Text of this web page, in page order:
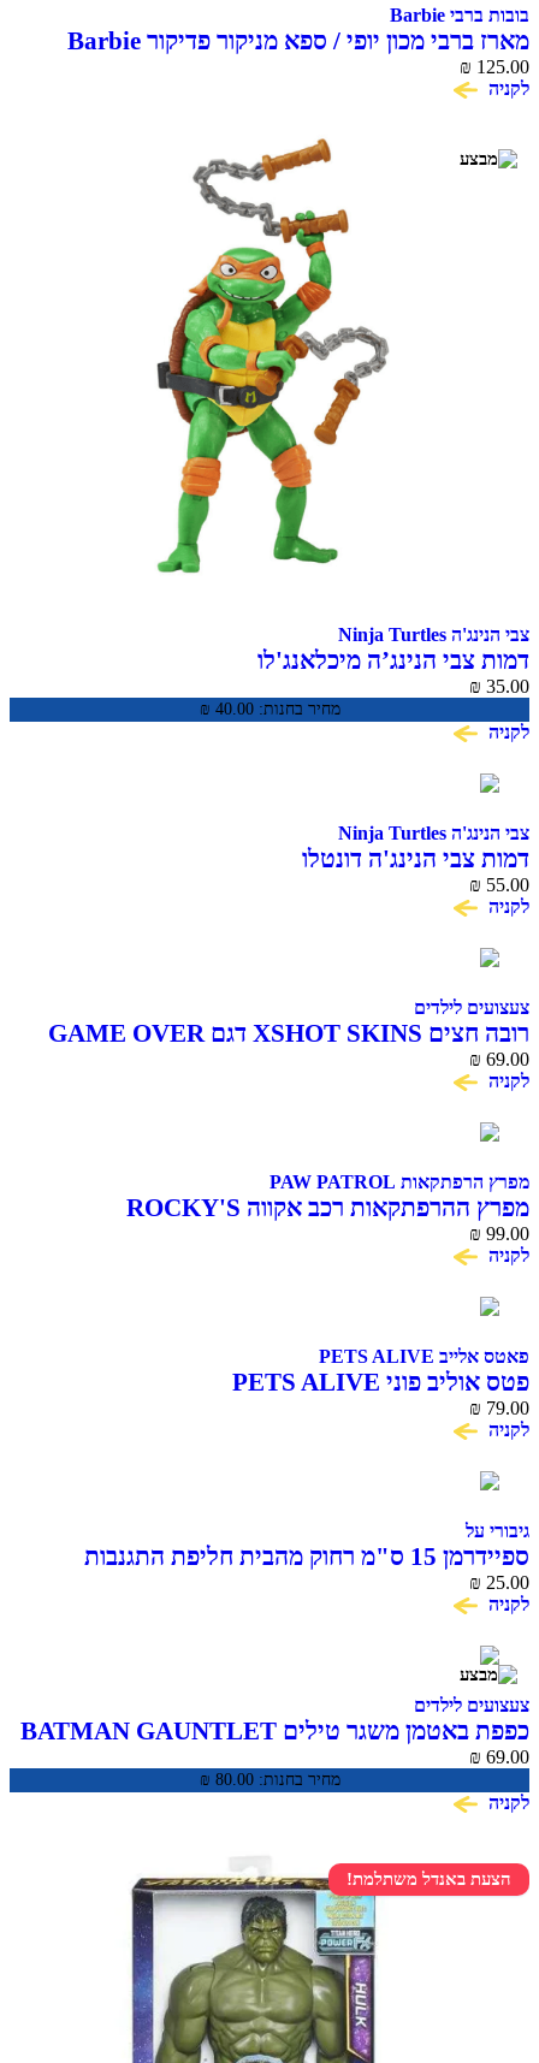
בובות ברבי Barbie
מארז ברבי מכון יופי / ספא מניקור פדיקור Barbie
₪ 125.00
לקניה
צבי הנינג'ה Ninja Turtles
דמות צבי הנינג’ה מיכלאנג'לו
מחיר בחנות: ₪ 40.00
₪ 35.00
לקניה
צבי הנינג'ה Ninja Turtles
דמות צבי הנינג'ה דונטלו
₪ 55.00
לקניה
צעצועים לילדים
רובה חצים XSHOT SKINS דגם GAME OVER
₪ 69.00
לקניה
מפרץ הרפתקאות PAW PATROL
מפרץ ההרפתקאות רכב אקווה ROCKY'S
₪ 99.00
לקניה
פאטס אלייב PETS ALIVE
פטס אוליב פוני PETS ALIVE
₪ 79.00
לקניה
גיבורי על
ספיידרמן 15 ס"מ רחוק מהבית חליפת התגנבות
SPIDER MAN
₪ 25.00
לקניה
צעצועים לילדים
כפפת באטמן משגר טילים BATMAN GAUNTLET
מחיר בחנות: ₪ 80.00
₪ 69.00
לקניה
הצעת באנדל משתלמת!